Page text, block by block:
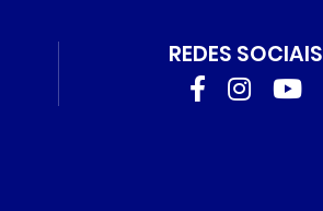
REDES SOCIAIS